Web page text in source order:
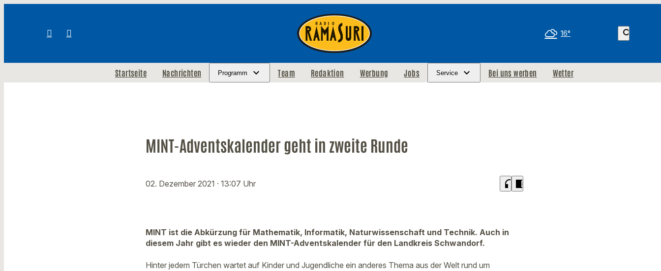
16° search
Startseite Nachrichten Programm Team Redaktion Werbung Jobs Service Bei uns werben Wetter
MINT-Adventskalender geht in zweite Runde
02. Dezember 2021 · 13:07 Uhr headphones chrome_reader_mode
MINT ist die Abkürzung für Mathematik, Informatik, Naturwissenschaft und Technik. Auch in
diesem Jahr gibt es wieder den MINT-Adventskalender für den Landkreis Schwandorf.
Hinter jedem Türchen wartet auf Kinder und Jugendliche ein anderes Thema aus der Welt rund um